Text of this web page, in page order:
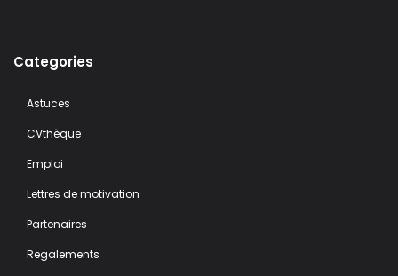
Categories
Astuces
CVthèque
Emploi
Lettres de motivation
Partenaires
Regalements